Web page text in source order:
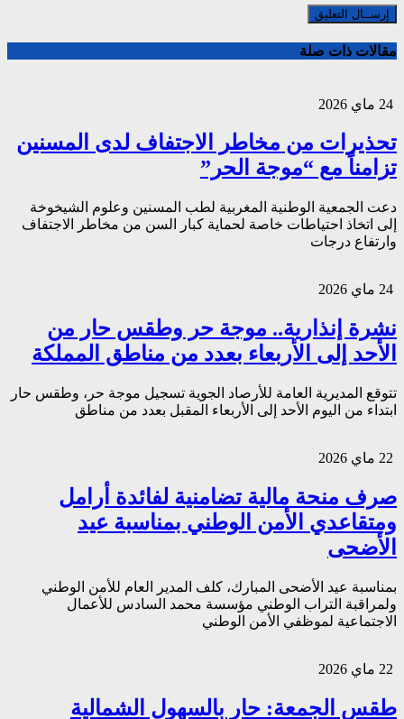
مقالات ذات صلة
تحذيرات من مخاطر الاجتفاف لدى المسنين
تزامناً مع “موجة الحر”
دعت الجمعية الوطنية المغربية لطب المسنين وعلوم الشيخوخة
إلى اتخاذ احتياطات خاصة لحماية كبار السن من مخاطر الاجتفاف
وارتفاع درجات
نشرة إنذارية.. موجة حر وطقس حار من
الأحد إلى الأربعاء بعدد من مناطق المملكة
تتوقع المديرية العامة للأرصاد الجوية تسجيل موجة حر، وطقس حار
ابتداء من اليوم الأحد إلى الأربعاء المقبل بعدد من مناطق
صرف منحة مالية تضامنية لفائدة أرامل
ومتقاعدي الأمن الوطني بمناسبة عيد
الأضحى
بمناسبة عيد الأضحى المبارك، كلف المدير العام للأمن الوطني
ولمراقبة التراب الوطني مؤسسة محمد السادس للأعمال
الاجتماعية لموظفي الأمن الوطني
طقس الجمعة: حار بالسهول الشمالية